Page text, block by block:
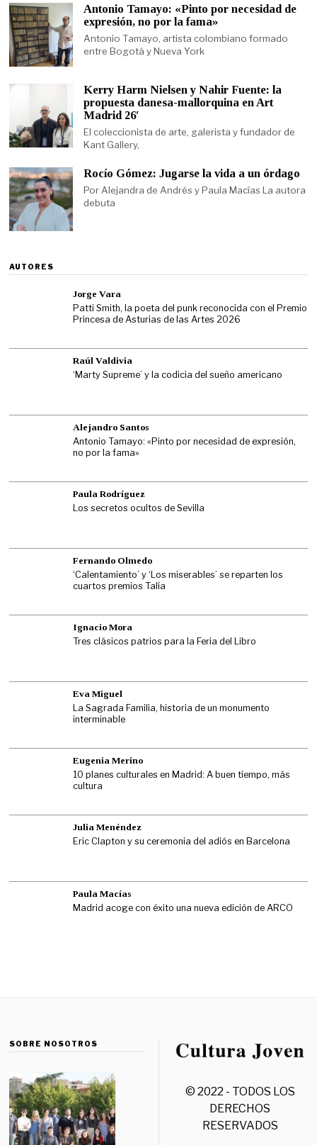
Antonio Tamayo: «Pinto por necesidad de
expresión, no por la fama»
Antonio Tamayo, artista colombiano formado
entre Bogotá y Nueva York
Kerry Harm Nielsen y Nahir Fuente: la
propuesta danesa-mallorquina en Art
Madrid 26′
El coleccionista de arte, galerista y fundador de
Kant Gallery,
Rocío Gómez: Jugarse la vida a un órdago
Por Alejandra de Andrés y Paula Macías La autora
debuta
AUTORES
Jorge Vara
Patti Smith, la poeta del punk reconocida con el Premio
Princesa de Asturias de las Artes 2026
Raúl Valdivia
‘Marty Supreme’ y la codicia del sueño americano
Alejandro Santos
Antonio Tamayo: «Pinto por necesidad de expresión,
no por la fama»
Paula Rodríguez
Los secretos ocultos de Sevilla
Fernando Olmedo
‘Calentamiento’ y ‘Los miserables’ se reparten los
cuartos premios Talía
Ignacio Mora
Tres clásicos patrios para la Feria del Libro
Eva Miguel
La Sagrada Familia, historia de un monumento
interminable
Eugenia Merino
10 planes culturales en Madrid: A buen tiempo, más
cultura
Julia Menéndez
Eric Clapton y su ceremonia del adiós en Barcelona
Paula Macías
Madrid acoge con éxito una nueva edición de ARCO
SOBRE NOSOTROS
© 2022 - TODOS LOS
DERECHOS
RESERVADOS